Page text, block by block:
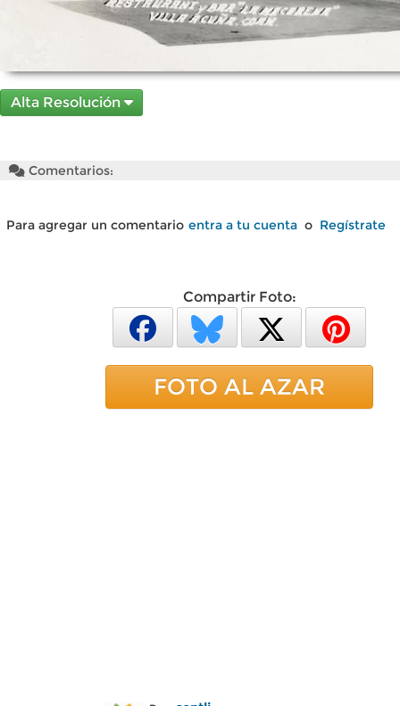
Alta Resolución
Comentarios:
Para agregar un comentario entra a tu cuenta o Regístrate
Compartir Foto:
FOTO AL AZAR